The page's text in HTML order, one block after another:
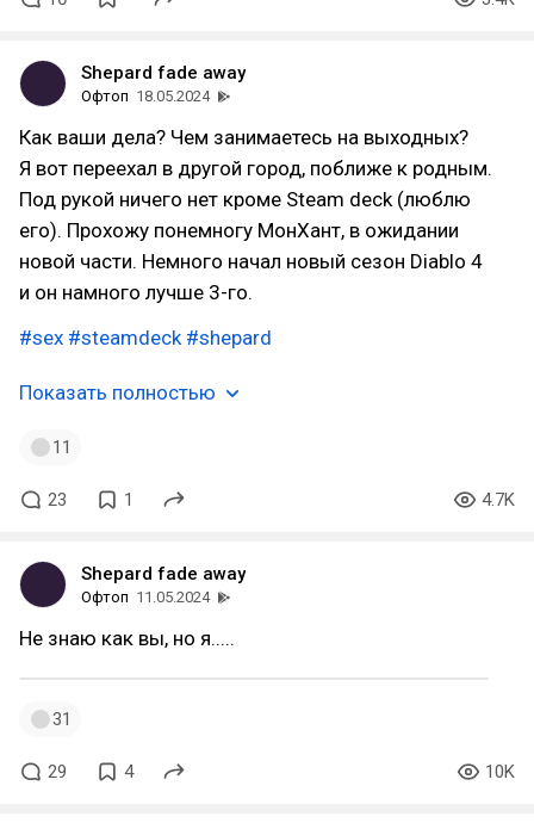
Shepard fade away
Офтоп 18.05.2024
Как ваши дела? Чем занимаетесь на выходных?
Я вот переехал в другой город, поближе к родным.
Под рукой ничего нет кроме Steam deck (люблю
его). Прохожу понемногу МонХант, в ожидании
новой части. Немного начал новый сезон Diablo 4
и он намного лучше 3-го.
#sex #steamdeck #shepard
Показать полностью
11
23 1 4.7K
Shepard fade away
Офтоп 11.05.2024
Не знаю как вы, но я.....
31
29 4 10K